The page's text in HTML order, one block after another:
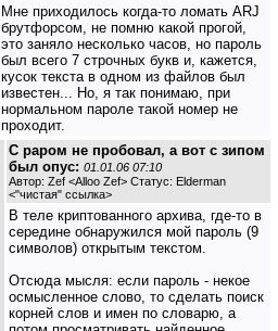
Мне приходилось когда-то ломать ARJ
брутфорсом, не помню какой прогой,
это заняло несколько часов, но пароль
был всего 7 строчных букв и, кажется,
кусок текста в одном из файлов был
известен... Но, я так понимаю, при
нормальном пароле такой номер не
проходит.
С раром не пробовал, а вот с зипом
был опус: 01.01.06 07:10
Автор: Zef <Alloo Zef> Статус: Elderman
<"чистая" ссылка>
В теле криптованного архива, где-то в
середине обнаружился мой пароль (9
символов) открытым текстом.
Отсюда мысля: если пароль - некое
осмысленное слово, то сделать поиск
корней слов и имен по словарю, а